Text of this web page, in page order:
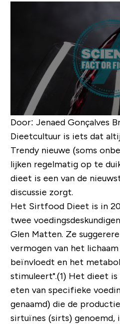
Door: Jenaed Gonçalves
Dieetcultuur is iets dat
Trendy nieuwe (soms
lijken regelmatig op te
dieet is een van de
discussie zorgt.
Het Sirtfood Dieet is in
twee
Glen Matten. Ze
vermogen van het
beïnvloedt en het
stimuleert".(1) Het dieet
eten van specifieke
genaamd) die de
sirtuïnes (sirts) genoemd,